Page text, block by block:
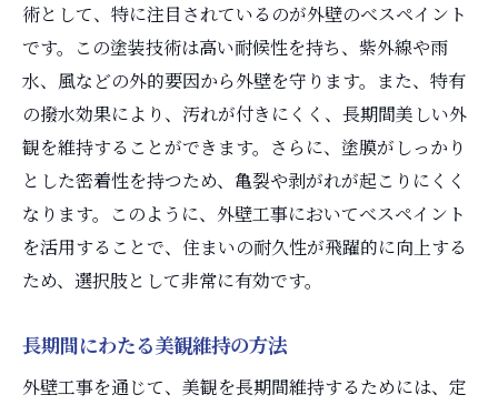
術として、特に注目されているのが外壁のべスペイント
です。この塗装技術は高い耐候性を持ち、紫外線や雨
水、風などの外的要因から外壁を守ります。また、特有
の撥水効果により、汚れが付きにくく、長期間美しい外
観を維持することができます。さらに、塗膜がしっかり
とした密着性を持つため、亀裂や剥がれが起こりにくく
なります。このように、外壁工事においてべスペイント
を活用することで、住まいの耐久性が飛躍的に向上する
ため、選択肢として非常に有効です。
長期間にわたる美観維持の方法
外壁工事を通じて、美観を長期間維持するためには、定